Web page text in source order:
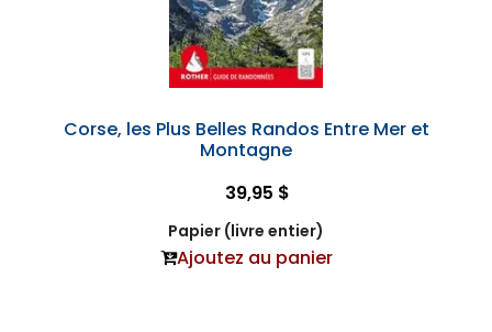
Corse, les Plus Belles Randos Entre Mer et
Montagne
39,95 $
Papier (livre entier)
Ajoutez au panier